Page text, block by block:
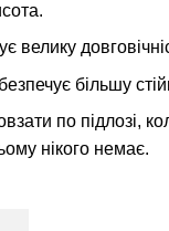
велику
більшу
по підлозі,
нікого немає.